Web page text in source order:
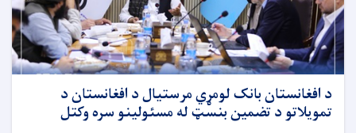
د افغانستان بانک لومړي مرستیال د افغانستان د
تمویلاتو د تضمین بنسټ له مسئولینو سره وکتل